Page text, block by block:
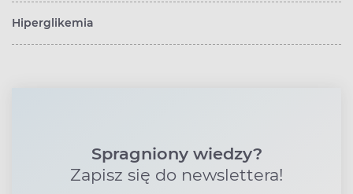
Hiperglikemia
Spragniony wiedzy?
Zapisz się do newslettera!